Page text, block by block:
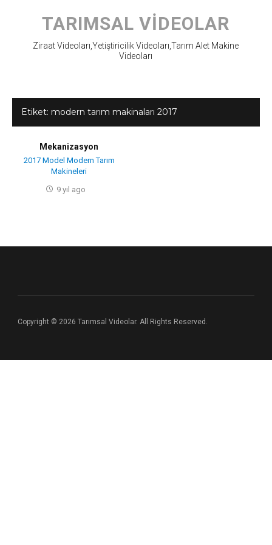
content
TARIMSAL VIDEOLAR
Ziraat Videoları,Yetiştiricilik Videoları,Tarım Alet Makine
Videoları
Etiket: modern tarım makinaları 2017
Mekanizasyon
2017 Model Modern Tarım
Makineleri
9 yıl ago
Copyright © 2026 Tarımsal Videolar. All Rights Reserved.